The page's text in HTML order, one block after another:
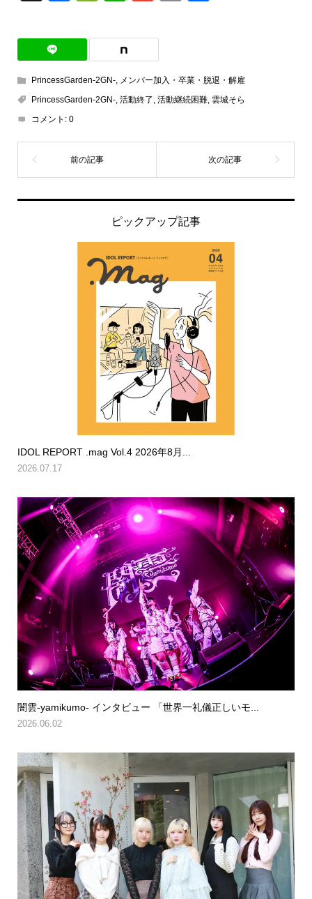
PrincessGarden-2GN-, メンバー加入・卒業・脱退・解雇
PrincessGarden-2GN-, 活動終了 , 活動継続困難, 雲城そら
コメント: 0
ピックアップ記事
IDOL REPORT .mag Vol.4 2026年8月...
2026.07.17
闇雲-yamikumo- インタビュー 「世界一礼儀正しいモ...
2026.06.02